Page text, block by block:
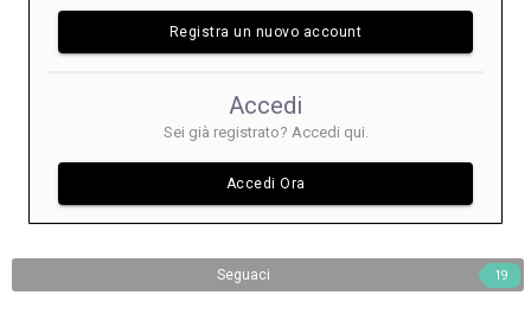
Registra un nuovo account
Accedi
Sei già registrato? Accedi qui.
Accedi Ora
Seguaci 19